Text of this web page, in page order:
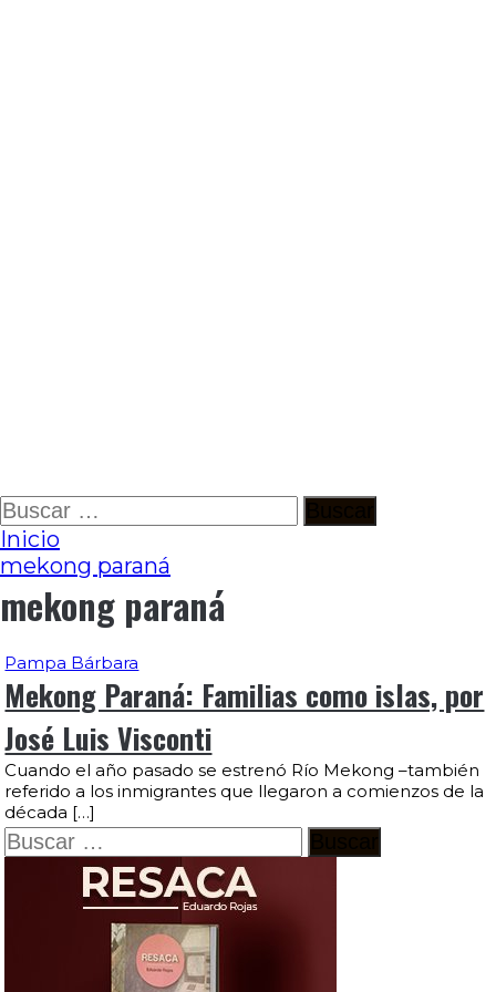
Ir
al
contenido
Buscar:
Inicio
mekong paraná
mekong paraná
Pampa Bárbara
Mekong Paraná: Familias como islas, por
José Luis Visconti
Cuando el año pasado se estrenó Río Mekong –también
referido a los inmigrantes que llegaron a comienzos de la
década […]
Buscar: